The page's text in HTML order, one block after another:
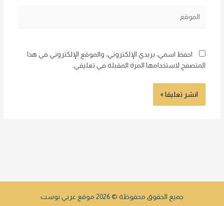
احفظ اسمي، بريدي الإلكتروني، والموقع الإلكتروني في هذا
المتصفح لاستخدامها المرة المقبلة في تعليقي.
جميع الحقوق محفوظة © 2026 موقع عربي بوست